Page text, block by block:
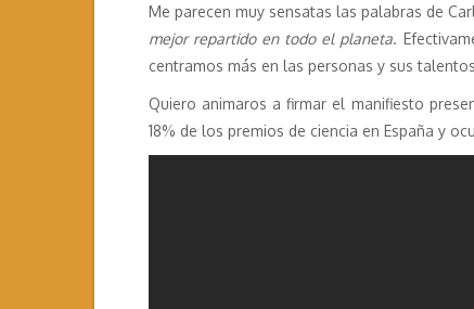
Me parecen muy sensatas las palabras de
mejor repartido en todo el planeta.
centramos más en las personas y sus
Quiero animaros a firmar el manifiesto
18% de los premios de ciencia en España y